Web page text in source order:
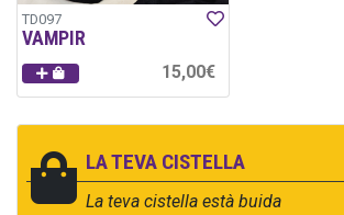
LA TEVA CISTELLA
La teva cistella està buida
TD097
VAMPIR
15,00€